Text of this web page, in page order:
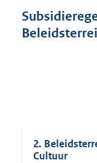
2.
Cultuur